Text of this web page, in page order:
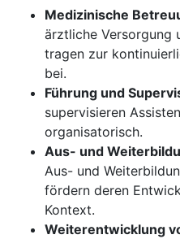
Medizinische
ärztliche Versorgung
tragen zur
bei.
Führung und
supervisieren
organisatorisch.
Aus- und
Aus- und
fördern deren
Kontext.
Weiterentwicklung